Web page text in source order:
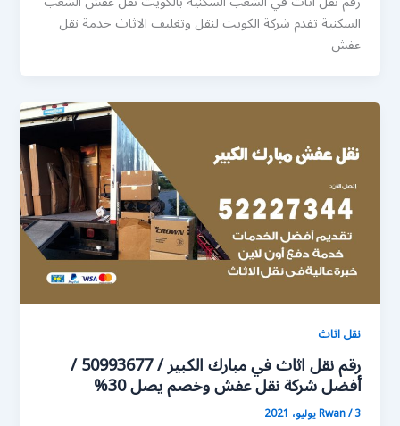
السكنية تقدم شركة الكويت لنقل وتغليف الاثاث خدمة نقل
عفش
نقل اثاث
رقم نقل اثاث في مبارك الكبير / 50993677 /
أفضل شركة نقل عفش وخصم يصل 30%
Rwan/3 يوليو، 2021